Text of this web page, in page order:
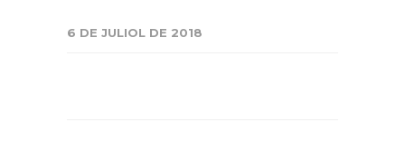
6 DE JULIOL DE 2018